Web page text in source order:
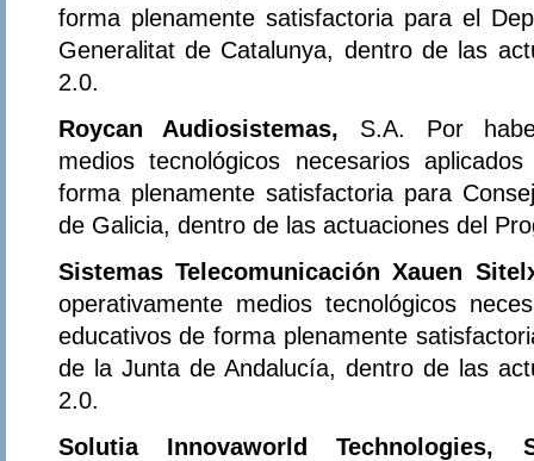
forma plenamente satisfactoria para el
Generalitat de Catalunya, dentro de las
2.0.
Roycan Audiosistemas, S.A. Por
medios tecnológicos necesarios
forma plenamente satisfactoria para
de Galicia, dentro de las actuaciones del
Sistemas Telecomunicación Xauen
operativamente medios tecnológicos
educativos de forma plenamente
de la Junta de Andalucía, dentro de las
2.0.
Solutia Innovaworld Technologies,